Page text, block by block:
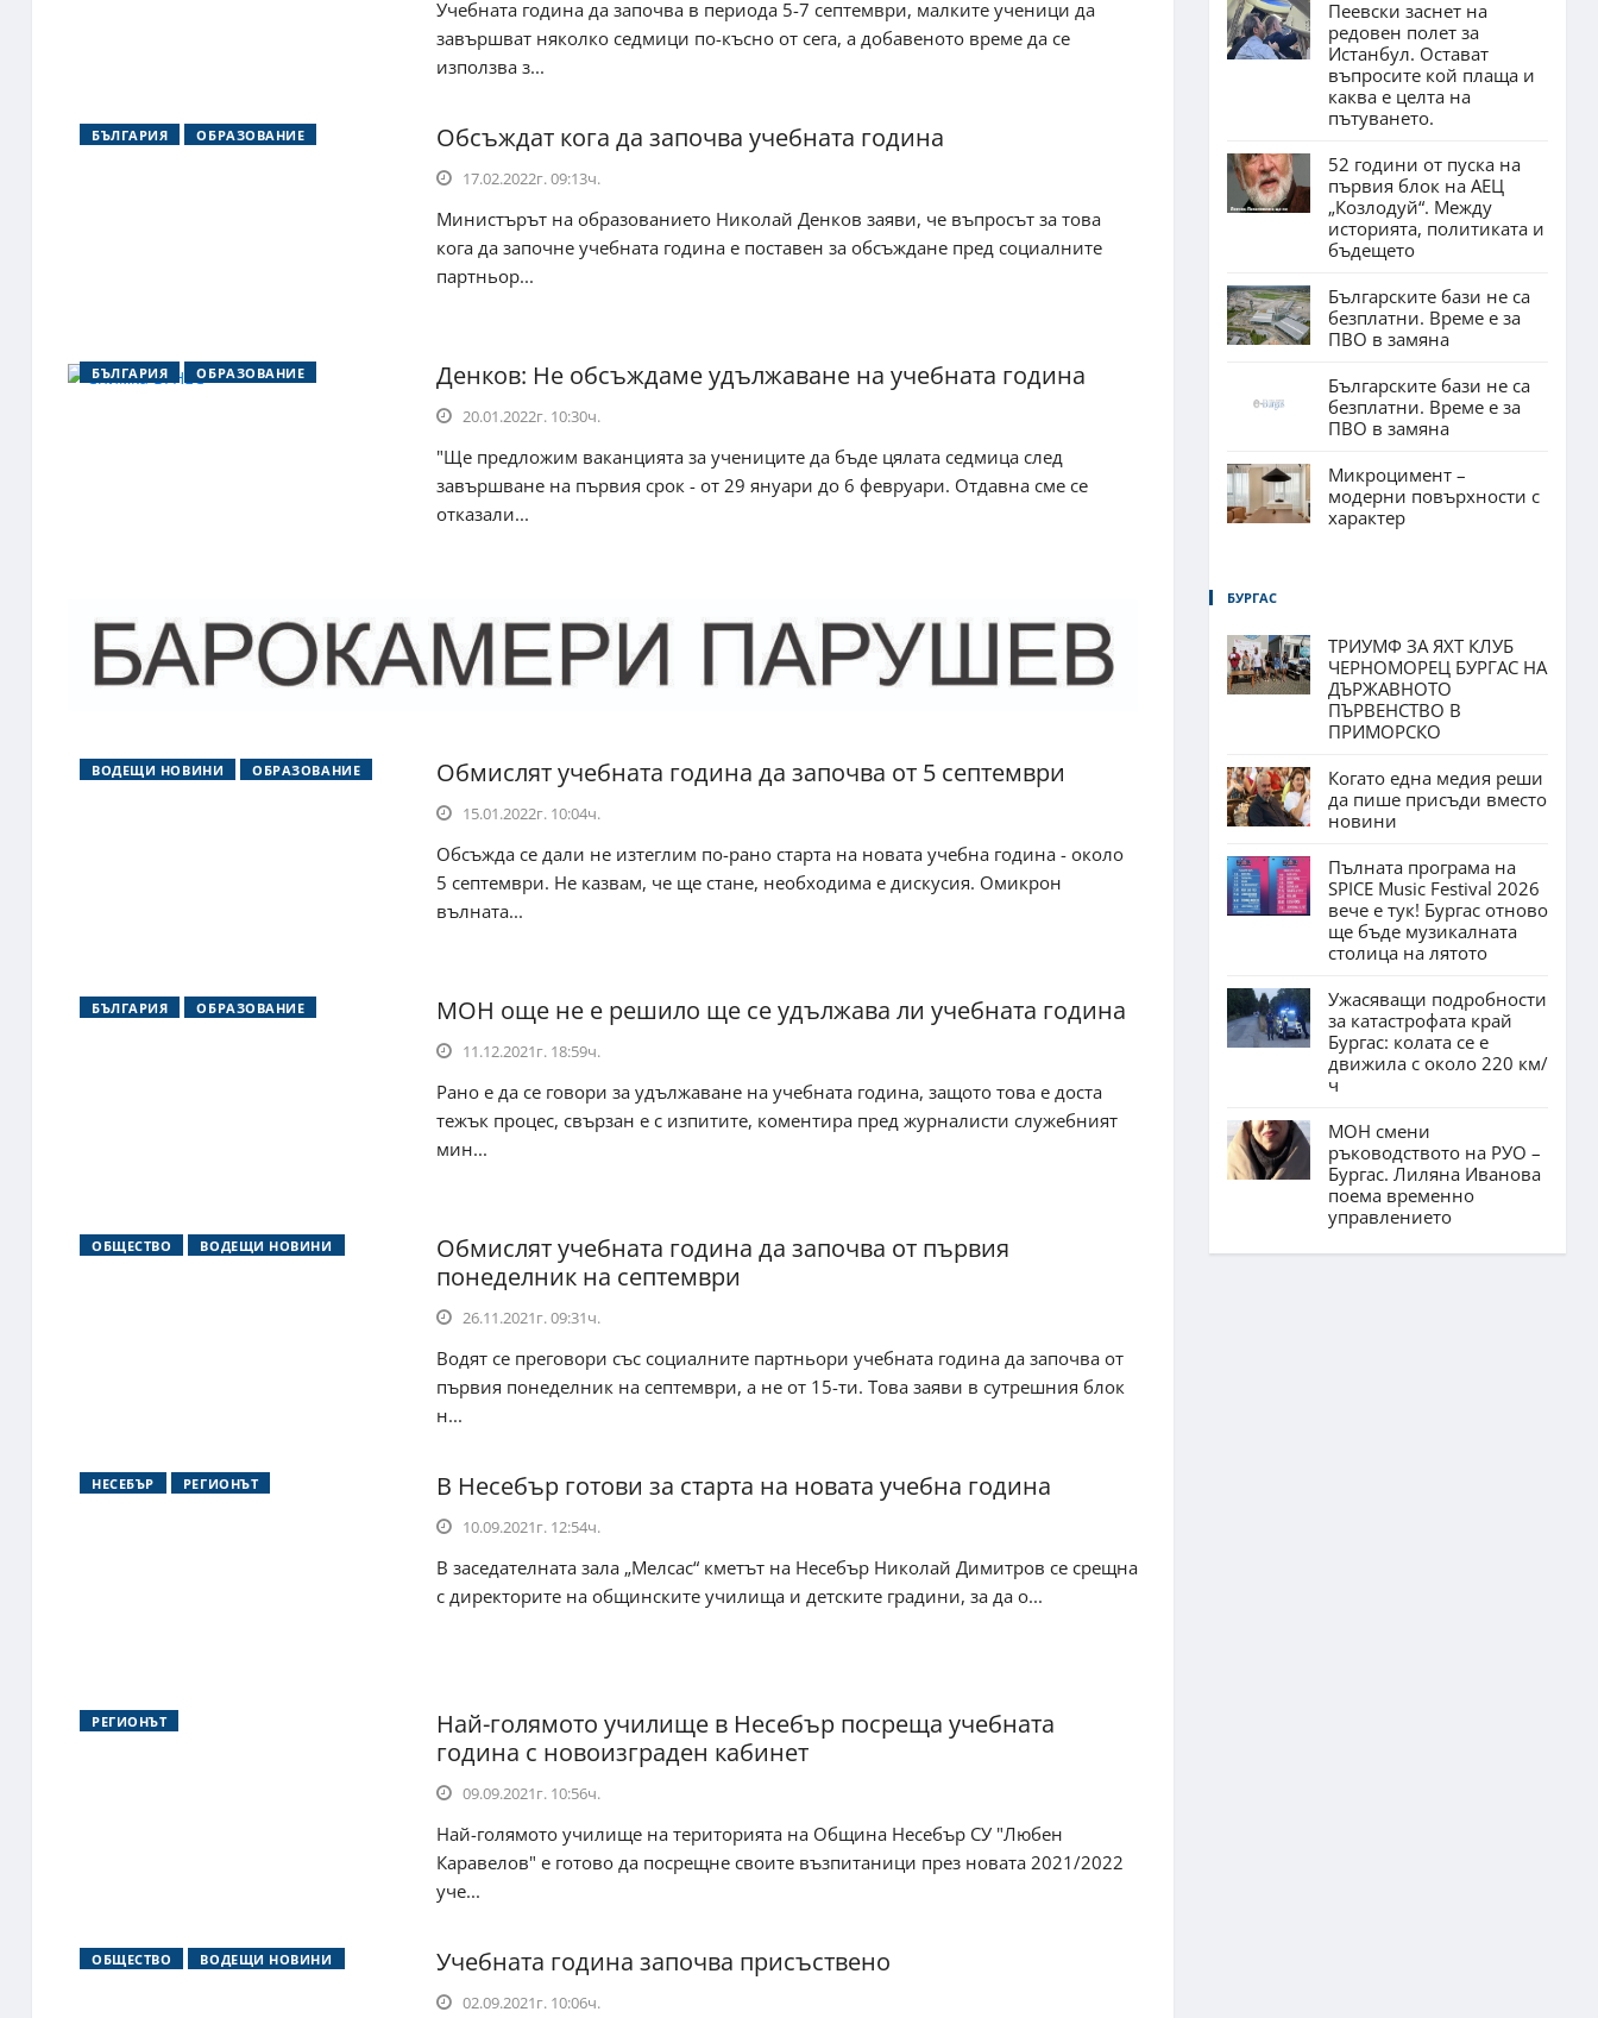
Учебната година да започва в периода 5-7 септември, малките ученици да
завършват няколко седмици по-късно от сега, а добавеното време да се
използва з...
БЪЛГАРИЯ ОБРАЗОВАНИЕ Обсъждат кога да започва учебната година
17.02.2022г. 09:13ч.
Министърът на образованието Николай Денков заяви, че въпросът за това
кога да започне учебната година е поставен за обсъждане пред социалните
партньор...
БЪЛГАРИЯ ОБРАЗОВАНИЕ Денков: Не обсъждаме удължаване на учебната година
20.01.2022г. 10:30ч.
"Ще предложим ваканцията за учениците да бъде цялата седмица след
завършване на първия срок - от 29 януари до 6 февруари. Отдавна сме се
отказали...
ВОДЕЩИ НОВИНИ ОБРАЗОВАНИЕ Обмислят учебната година да започва от 5 септември
15.01.2022г. 10:04ч.
Обсъжда се дали не изтеглим по-рано старта на новата учебна година - около
5 септември. Не казвам, че ще стане, необходима е дискусия. Омикрон
вълната...
БЪЛГАРИЯ ОБРАЗОВАНИЕ МОН още не е решило ще се удължава ли учебната година
11.12.2021г. 18:59ч.
Рано е да се говори за удължаване на учебната година, защото това е доста
тежък процес, свързан е с изпитите, коментира пред журналисти служебният
мин...
ОБЩЕСТВО ВОДЕЩИ НОВИНИ
Обмислят учебната година да започва от първия
понеделник на септември
26.11.2021г. 09:31ч.
Водят се преговори със социалните партньори учебната година да започва от
първия понеделник на септември, а не от 15-ти. Това заяви в сутрешния блок
н...
НЕСЕБЪР РЕГИОНЪТ В Несебър готови за старта на новата учебна година
10.09.2021г. 12:54ч.
В заседателната зала „Мелсас“ кметът на Несебър Николай Димитров се срещна
с директорите на общинските училища и детските градини, за да о...
РЕГИОНЪТ
Най-голямото училище в Несебър посреща учебната
година с новоизграден кабинет
09.09.2021г. 10:56ч.
Най-голямото училище на територията на Община Несебър СУ "Любен
Каравелов" е готово да посрещне своите възпитаници през новата 2021/2022
уче...
ОБЩЕСТВО ВОДЕЩИ НОВИНИ Учебната година започва присъствено
02.09.2021г. 10:06ч.
Пеевски заснет на
редовен полет за
Истанбул. Остават
въпросите кой плаща и
каква е целта на
пътуването.
52 години от пуска на
първия блок на АЕЦ
„Козлодуй“. Между
историята, политиката и
бъдещето
Българските бази не са
безплатни. Време е за
ПВО в замяна
Българските бази не са
безплатни. Време е за
ПВО в замяна
Микроцимент –
модерни повърхности с
характер
БУРГАС
ТРИУМФ ЗА ЯХТ КЛУБ
ЧЕРНОМОРЕЦ БУРГАС НА
ДЪРЖАВНОТО
ПЪРВЕНСТВО В
ПРИМОРСКО
Когато една медия реши
да пише присъди вместо
новини
Пълната програма на
SPICE Music Festival 2026
вече е тук! Бургас отново
ще бъде музикалната
столица на лятото
Ужасяващи подробности
за катастрофата край
Бургас: колата се е
движила с около 220 км/
ч
МОН смени
ръководството на РУО –
Бургас. Лиляна Иванова
поема временно
управлението